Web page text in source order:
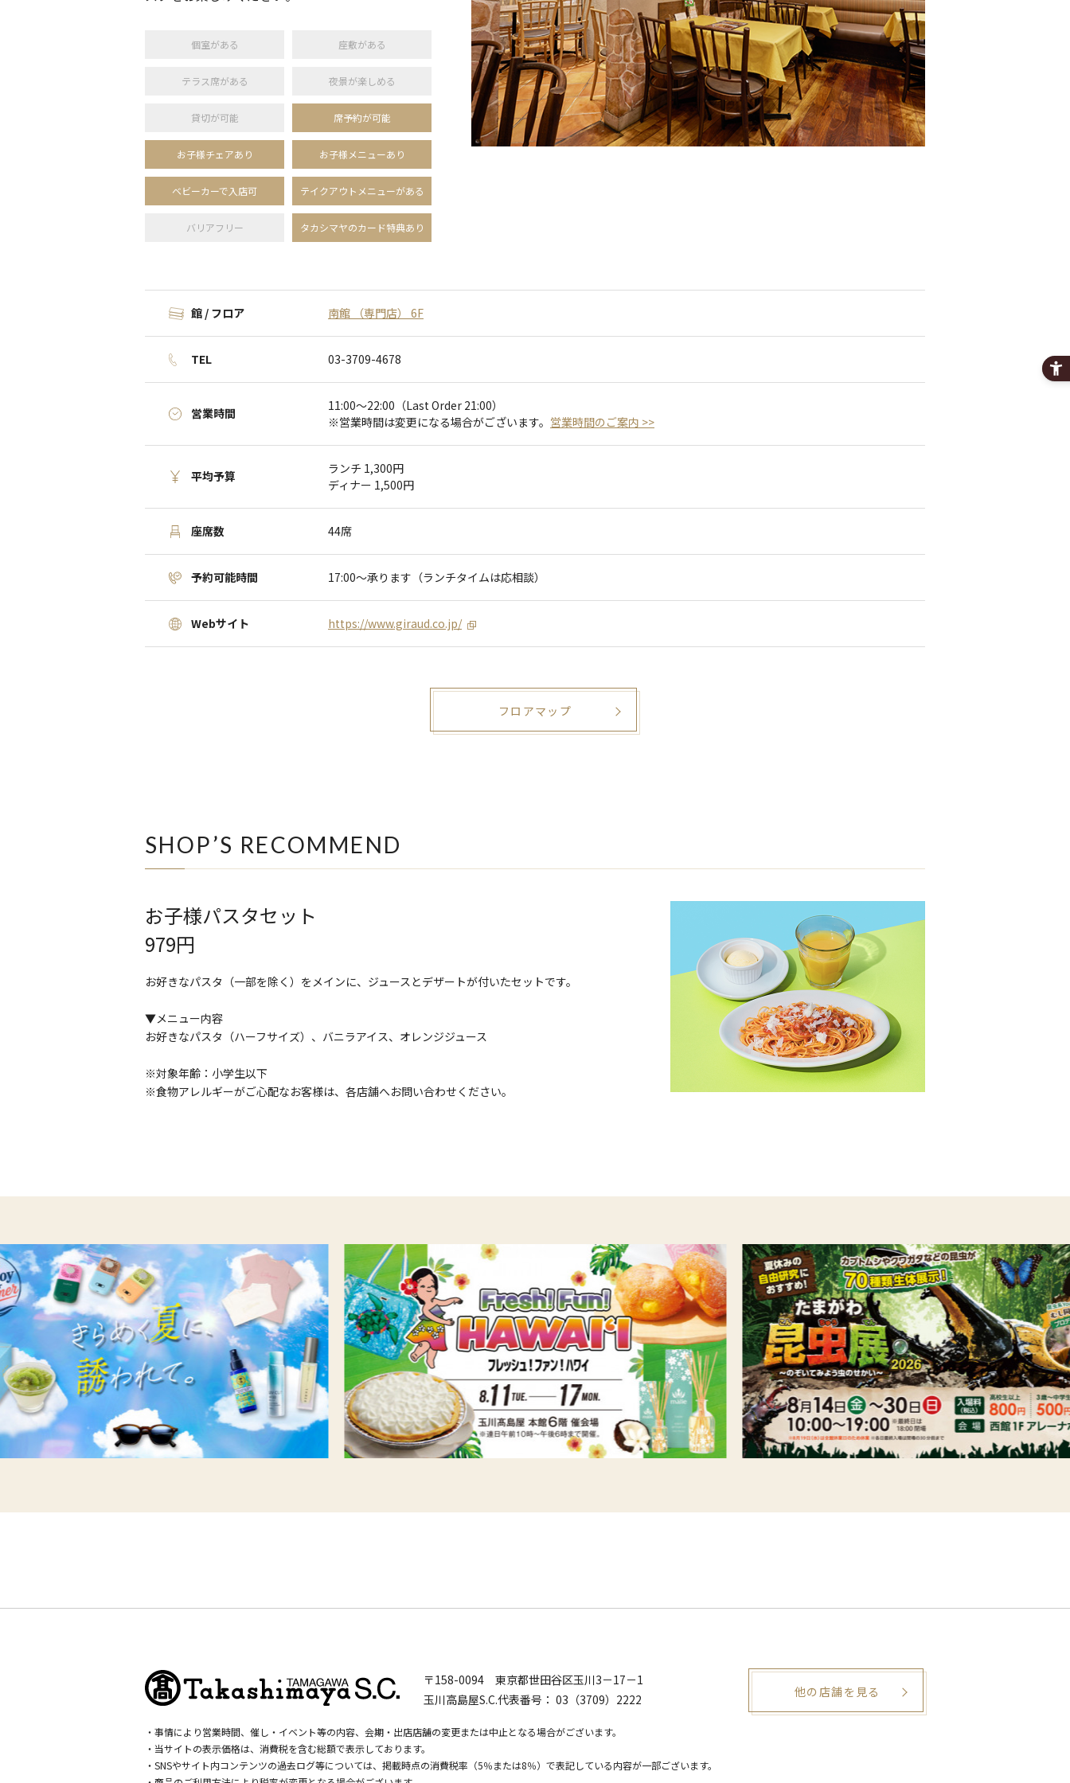
個室がある 座敷がある
テラス席がある 夜景が楽しめる
貸切が可能 席予約が可能
お子様チェアあり お子様メニューあり
ベビーカーで入店可 テイクアウトメニューがある
バリアフリー タカシマヤのカード特典あり
館 / フロア 南館 （専門店） 6F
TEL 03-3709-4678
営業時間
11:00～22:00（Last Order 21:00）
※営業時間は変更になる場合がございます。 営業時間のご案内 >>
平均予算
ランチ 1,300円
ディナー 1,500円
座席数 44席
予約可能時間 17:00～承ります（ランチタイムは応相談）
Webサイト https://www.giraud.co.jp/
フロアマップ
SHOP’S RECOMMEND
お子様パスタセット
979円
お好きなパスタ（一部を除く）をメインに、ジュースとデザートが付いたセットです。
▼メニュー内容
お好きなパスタ（ハーフサイズ）、バニラアイス、オレンジジュース
※対象年齢：小学生以下
※食物アレルギーがご心配なお客様は、各店舗へお問い合わせください。
〒158-0094 東京都世田谷区玉川3－17－1
玉川高島屋S.C.代表番号： 03（3709）2222 他の店舗を見る
・事情により営業時間、催し・イベント等の内容、会期・出店店舗の変更または中止となる場合がございます。
・当サイトの表示価格は、消費税を含む総額で表示しております。
・SNSやサイト内コンテンツの過去ログ等については、掲載時点の消費税率（5％または8％）で表記している内容が一部ございます。